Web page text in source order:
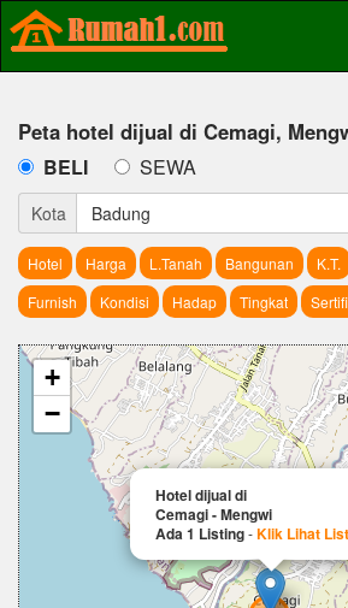
Peta hotel dijual di Cemagi,
BELI SEWA
Kota Badung
Hotel Harga L.Tanah Bangunan K.T.
Furnish
Kondisi Hadap Tingkat
Hotel dijual di
Cemagi - Mengwi
Ada 1 Listing-Klik Lihat
+
−